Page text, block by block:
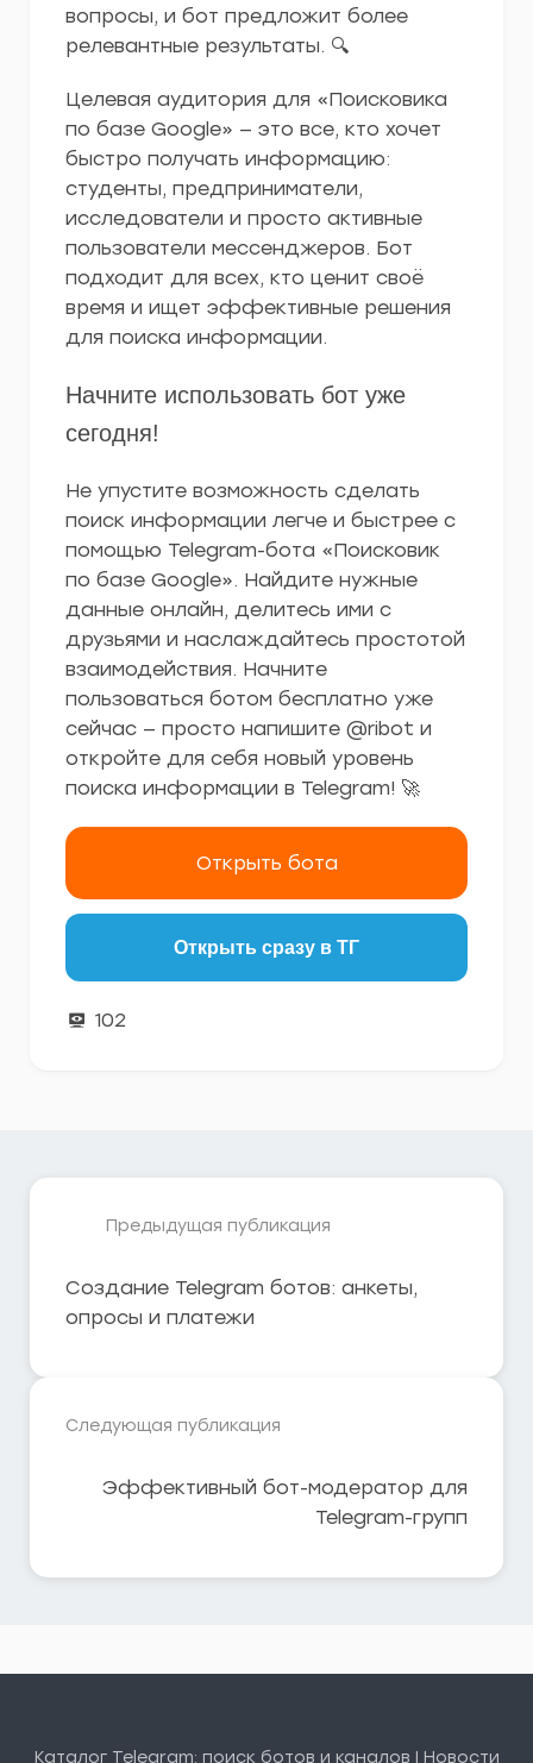
вопросы, и бот предложит более
релевантные результаты. 🔍
Целевая аудитория для «Поисковика
по базе Google» — это все, кто хочет
быстро получать информацию:
студенты, предприниматели,
исследователи и просто активные
пользователи мессенджеров. Бот
подходит для всех, кто ценит своё
время и ищет эффективные решения
для поиска информации.
Начните использовать бот уже
сегодня!
Не упустите возможность сделать
поиск информации легче и быстрее с
помощью Telegram-бота «Поисковик
по базе Google». Найдите нужные
данные онлайн, делитесь ими с
друзьями и наслаждайтесь простотой
взаимодействия. Начните
пользоваться ботом бесплатно уже
сейчас — просто напишите @ribot и
откройте для себя новый уровень
поиска информации в Telegram! 🚀
Открыть бота
Открыть сразу в ТГ
102
Предыдущая публикация
Создание Telegram ботов: анкеты,
опросы и платежи
Следующая публикация
Эффективный бот-модератор для
Telegram-групп
Каталог Telegram: поиск ботов и каналов | Новости